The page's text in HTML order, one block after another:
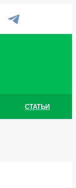
СТАТЬИ